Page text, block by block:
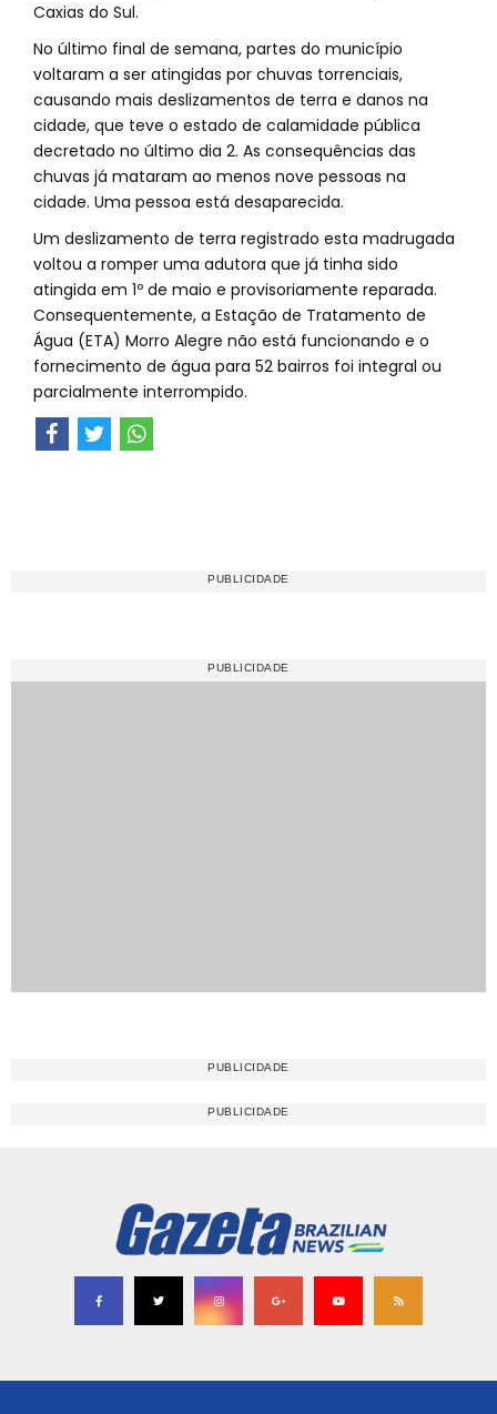
Caxias do Sul.
No último final de semana, partes do município
voltaram a ser atingidas por chuvas torrenciais,
causando mais deslizamentos de terra e danos na
cidade, que teve o estado de calamidade pública
decretado no último dia 2. As consequências das
chuvas já mataram ao menos nove pessoas na
cidade. Uma pessoa está desaparecida.
Um deslizamento de terra registrado esta madrugada
voltou a romper uma adutora que já tinha sido
atingida em 1º de maio e provisoriamente reparada.
Consequentemente, a Estação de Tratamento de
Água (ETA) Morro Alegre não está funcionando e o
fornecimento de água para 52 bairros foi integral ou
parcialmente interrompido.